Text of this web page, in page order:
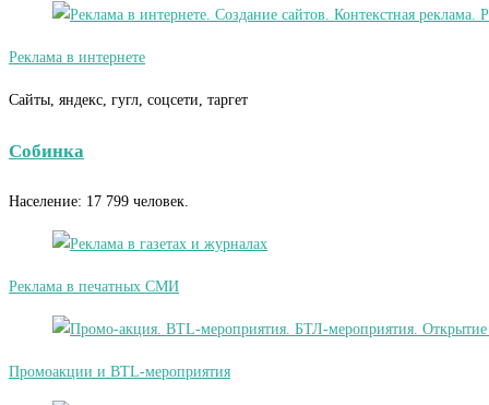
Реклама в интернете
Сайты, яндекс, гугл, соцсети, таргет
Собинка
Население: 17 799 человек.
Реклама в печатных СМИ
Промоакции и BTL-мероприятия